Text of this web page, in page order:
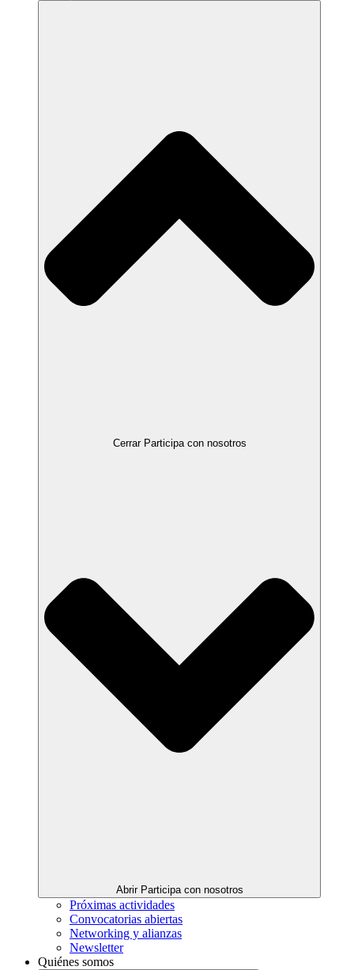
Cerrar Participa con nosotros
Abrir Participa con nosotros
Próximas actividades
Convocatorias abiertas
Networking y alianzas
Newsletter
Quiénes somos